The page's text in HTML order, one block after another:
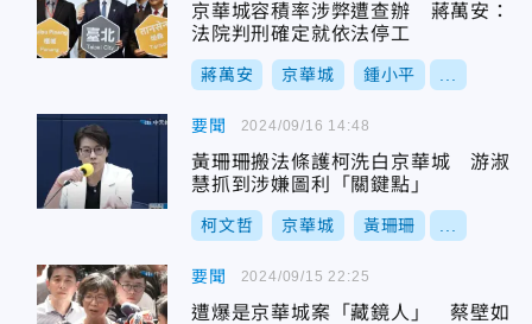
京華城容積率涉弊遭查辦 蔣萬安：
法院判刑確定就依法停工
蔣萬安 京華城 鍾小平
要聞
黃珊珊搬法條護柯洗白京華城 游淑
慧抓到涉嫌圖利「關鍵點」
柯文哲 京華城 黃珊珊
2024/09/16 14:48
要聞
遭爆是京華城案「藏鏡人」 蔡壁如
2024/09/15 22:25